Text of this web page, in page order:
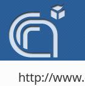
http://